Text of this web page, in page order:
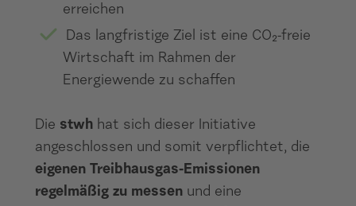
erreichen
Das langfristige Ziel ist eine CO₂-freie
Wirtschaft im Rahmen der
Energiewende zu schaffen
Die stwh hat sich dieser Initiative
angeschlossen und somit verpflichtet, die
eigenen Treibhausgas-Emissionen
regelmäßig zu messen und eine